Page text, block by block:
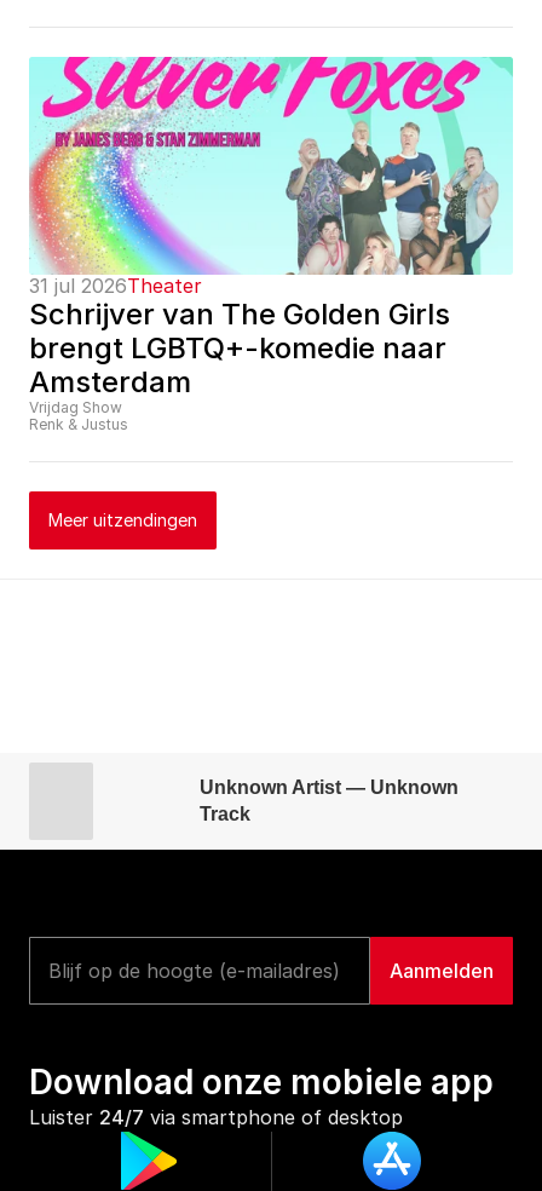
31 jul 2026Theater
Schrijver van The Golden Girls
brengt LGBTQ+-komedie naar
Amsterdam
Vrijdag Show
Renk & Justus
Meer uitzendingen
Unknown Artist — Unknown
Track
Download onze mobiele app
Luister 24/7 via smartphone of desktop